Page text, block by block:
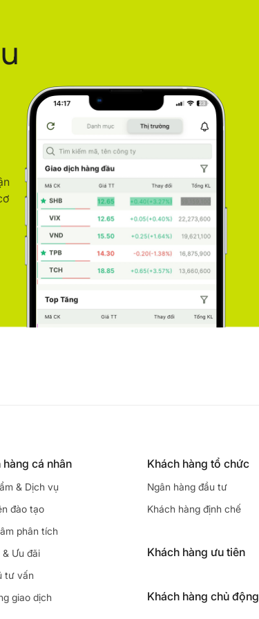
hàng cá nhân
& Dịch vụ
đào tạo
phân tích
Ưu đãi
tư vấn
giao dịch
Khách hàng tổ chức
Ngân hàng đầu tư
Khách hàng định chế
Khách hàng ưu tiên
Khách hàng chủ động